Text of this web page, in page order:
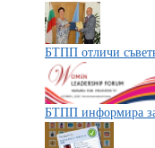
БТПП отличи
БТПП информира